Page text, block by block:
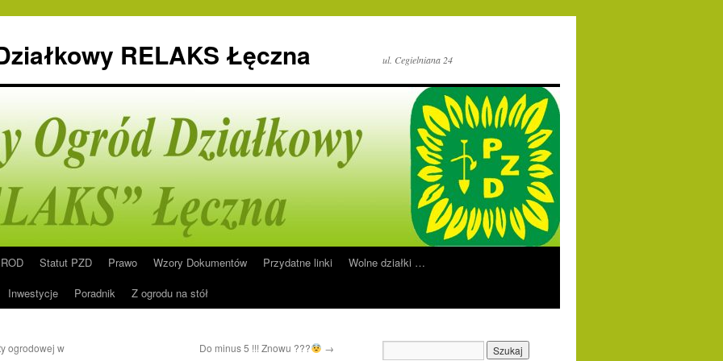
RELAKS Łęczna ul. Cegielniana 24
Statut PZD Prawo Wzory Dokumentów Przydatne linki
Wolne działki …
Inwestycje Poradnik Z ogrodu na stół
ogrodowej w
Do minus 5 !!! Znowu ??? →